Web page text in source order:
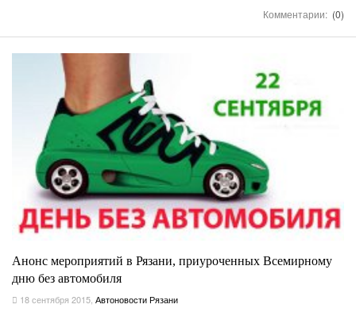
Комментарии: (0)
Анонс мероприятий в Рязани, приуроченных Всемирному
дню без автомобиля
18 сентября 2015 Автоновости Рязани